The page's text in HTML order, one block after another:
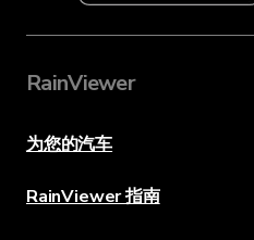
RainViewer
为您的汽车
RainViewer 指南